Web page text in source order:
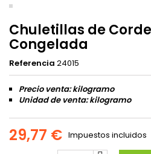
Chuletillas de
Congelada
Referencia 24015
Precio venta: kilogramo
Unidad de venta: kilogramo
29,77 € Impuestos incluidos